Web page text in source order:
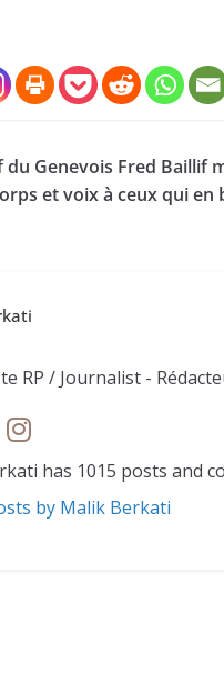
du Genevois Fred Baillif
et voix à ceux qui en
RP / Journalist -
has 1015 posts and
by Malik Berkati